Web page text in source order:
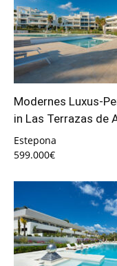
Modernes Luxus-
in Las Terrazas de
Estepona
599.000€